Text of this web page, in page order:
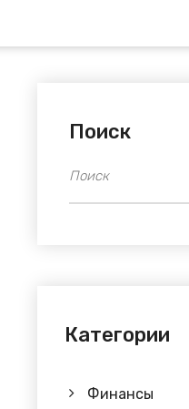
Поиск
Категории
Финансы